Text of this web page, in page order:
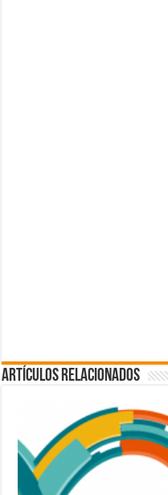
Artículos Relacionados